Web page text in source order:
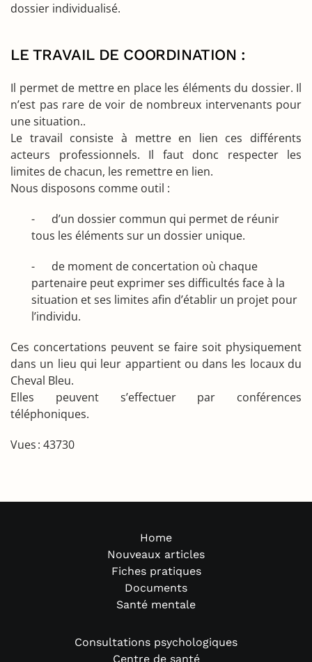
dossier individualisé.
LE TRAVAIL DE COORDINATION :
Il permet de mettre en place les éléments du dossier. Il
n’est pas rare de voir de nombreux intervenants pour
une situation..
Le travail consiste à mettre en lien ces différents
acteurs professionnels. Il faut donc respecter les
limites de chacun, les remettre en lien.
Nous disposons comme outil :
- d’un dossier commun qui permet de réunir
tous les éléments sur un dossier unique.
- de moment de concertation où chaque
partenaire peut exprimer ses difficultés face à la
situation et ses limites afin d’établir un projet pour
l’individu.
Ces concertations peuvent se faire soit physiquement
dans un lieu qui leur appartient ou dans les locaux du
Cheval Bleu.
Elles peuvent s’effectuer par conférences
téléphoniques.
Vues : 43730
Home
Nouveaux articles
Fiches pratiques
Documents
Santé mentale
Consultations psychologiques
Centre de santé